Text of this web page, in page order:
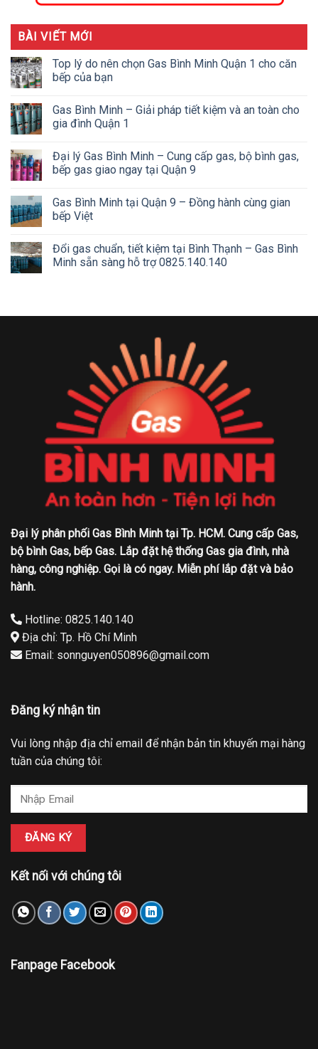
BÀI VIẾT MỚI
Top lý do nên chọn Gas Bình Minh Quận 1 cho căn
bếp của bạn
Gas Bình Minh – Giải pháp tiết kiệm và an toàn cho
gia đình Quận 1
Đại lý Gas Bình Minh – Cung cấp gas, bộ bình gas,
bếp gas giao ngay tại Quận 9
Gas Bình Minh tại Quận 9 – Đồng hành cùng gian
bếp Việt
Đổi gas chuẩn, tiết kiệm tại Bình Thạnh – Gas Bình
Minh sẵn sàng hỗ trợ 0825.140.140
Đại lý phân phối Gas Bình Minh tại Tp. HCM. Cung cấp Gas,
bộ bình Gas, bếp Gas. Lắp đặt hệ thống Gas gia đình, nhà
hàng, công nghiệp. Gọi là có ngay. Miễn phí lắp đặt và bảo
hành.
Hotline: 0825.140.140
Địa chỉ: Tp. Hồ Chí Minh
Email: sonnguyen050896@gmail.com
Đăng ký nhận tin
Vui lòng nhập địa chỉ email để nhận bản tin khuyến mại hàng
tuần của chúng tôi:
Kết nối với chúng tôi
Fanpage Facebook